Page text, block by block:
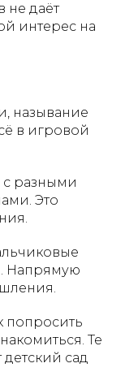
не даёт
интерес на
называние
в игровой
с разными
Это
Напрямую
попросить
Те
сад